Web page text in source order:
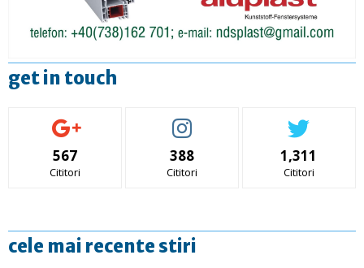
get in touch
567
Cititori
388
Cititori
1,311
Cititori
cele mai recente stiri